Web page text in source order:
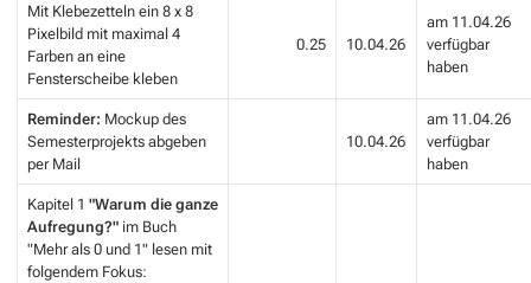
Mit Klebezetteln ein 8 x 8
Pixelbild mit maximal 4
Farben an eine
Fensterscheibe kleben
0.25 10.04.26
am 11.04.26
verfügbar
haben
Reminder: Mockup des
Semesterprojekts abgeben
per Mail
10.04.26
am 11.04.26
verfügbar
haben
Kapitel 1 "Warum die ganze
Aufregung?"im Buch
"Mehr als 0 und 1"lesen mit
folgendem Fokus: